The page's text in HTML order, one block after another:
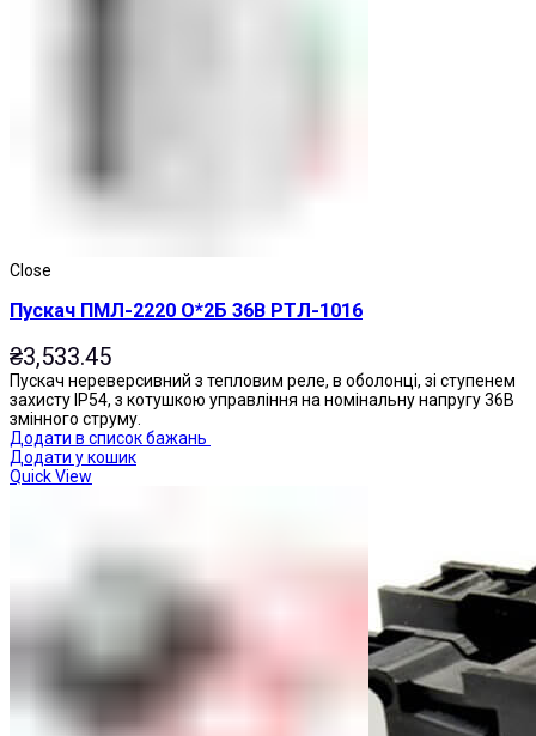
Close
Пускач ПМЛ-2220 О*2Б 36В РТЛ-1016
₴3,533.45
Пускач нереверсивний з тепловим реле, в оболонці, зі ступенем
захисту IP54, з котушкою управління на номінальну напругу 36В
змінного струму.
Додати в список бажань
Додати у кошик
Quick View